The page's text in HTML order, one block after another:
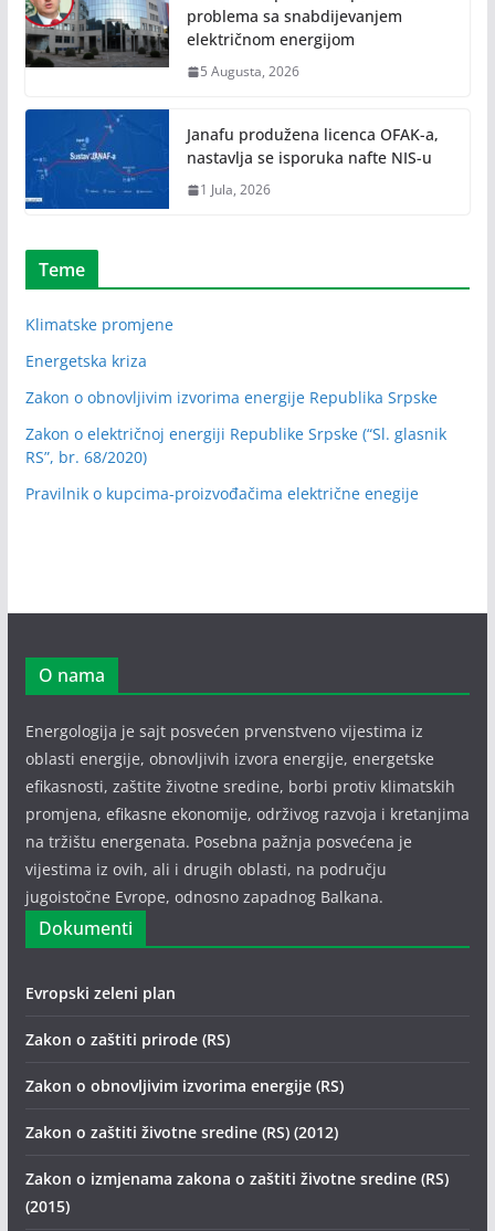
problema sa snabdijevanjem
električnom energijom
5 Augusta, 2026
Janafu produžena licenca OFAK-a,
nastavlja se isporuka nafte NIS-u
1 Jula, 2026
Teme
Klimatske promjene
Energetska kriza
Zakon o obnovljivim izvorima energije Republika Srpske
Zakon o električnoj energiji Republike Srpske (“Sl. glasnik
RS”, br. 68/2020)
Pravilnik o kupcima-proizvođačima električne enegije
O nama
Energologija je sajt posvećen prvenstveno vijestima iz
oblasti energije, obnovljivih izvora energije, energetske
efikasnosti, zaštite životne sredine, borbi protiv klimatskih
promjena, efikasne ekonomije, održivog razvoja i kretanjima
na tržištu energenata. Posebna pažnja posvećena je
vijestima iz ovih, ali i drugih oblasti, na području
jugoistočne Evrope, odnosno zapadnog Balkana.
Dokumenti
Evropski zeleni plan
Zakon o zaštiti prirode (RS)
Zakon o obnovljivim izvorima energije (RS)
Zakon o zaštiti životne sredine (RS) (2012)
Zakon o izmjenama zakona o zaštiti životne sredine (RS)
(2015)